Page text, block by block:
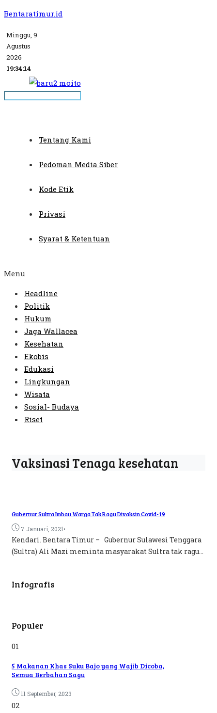
Bentaratimur.id
Minggu, 9
Agustus
2026
19:34:14
Tentang Kami
Pedoman Media Siber
Kode Etik
Privasi
Syarat & Ketentuan
Menu
Headline
Politik
Hukum
Jaga Wallacea
Kesehatan
Ekobis
Edukasi
Lingkungan
Wisata
Sosial- Budaya
Riset
Vaksinasi Tenaga kesehatan
Gubernur Sultra Imbau Warga Tak Ragu Divaksin Covid-19
7 Januari, 2021•
Kendari. Bentara Timur – Gubernur Sulawesi Tenggara
(Sultra) Ali Mazi meminta masyarakat Sultra tak ragu...
Infografis
Populer
01
5 Makanan Khas Suku Bajo yang Wajib Dicoba,
Semua Berbahan Sagu
11 September, 2023
02